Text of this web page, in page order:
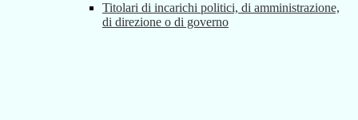
Titolari di incarichi politici, di amministrazione,
di direzione o di governo